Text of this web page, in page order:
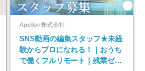
Apollon株式会社
SNS動画の編集スタッフ★未経
験からプロになれる！｜おうち
で働くフルリモート｜残業ゼロ